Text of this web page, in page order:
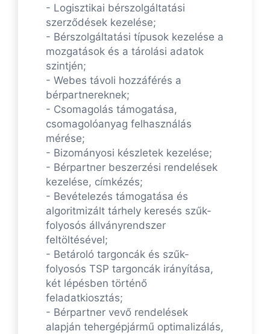
- Logisztikai bérszolgáltatási
szerződések kezelése;
- Bérszolgáltatási típusok kezelése a
mozgatások és a tárolási adatok
szintjén;
- Webes távoli hozzáférés a
bérpartnereknek;
- Csomagolás támogatása,
csomagolóanyag felhasználás
mérése;
- Bizományosi készletek kezelése;
- Bérpartner beszerzési rendelések
kezelése, címkézés;
- Bevételezés támogatása és
algoritmizált tárhely keresés szűk-
folyosós állványrendszer
feltöltésével;
- Betároló targoncák és szűk-
folyosós TSP targoncák irányítása,
két lépésben történő
feladatkiosztás;
- Bérpartner vevő rendelések
alapján tehergépjármű optimalizálás,